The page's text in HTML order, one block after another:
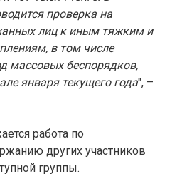
проверка на
лиц к иным тяжким и
в том числе
массовых беспорядков,
января текущего года", –
работа по
других участников
группы.